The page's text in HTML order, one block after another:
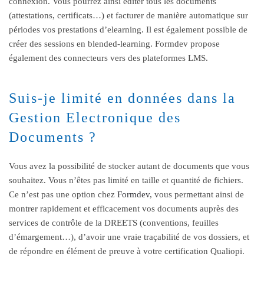
(attestations, certificats…) et facturer de manière automatique sur
périodes vos prestations d’elearning. Il est également possible de
créer des sessions en blended-learning. Formdev propose
également des connecteurs vers des plateformes LMS.
Suis-je limité en données dans la
Gestion Electronique des
Documents ?
Vous avez la possibilité de stocker autant de documents que vous
souhaitez. Vous n’êtes pas limité en taille et quantité de fichiers.
Ce n’est pas une option chez Formdev, vous permettant ainsi de
montrer rapidement et efficacement vos documents auprès des
services de contrôle de la DREETS (conventions, feuilles
d’émargement…), d’avoir une vraie traçabilité de vos dossiers, et
de répondre en élément de preuve à votre certification Qualiopi.